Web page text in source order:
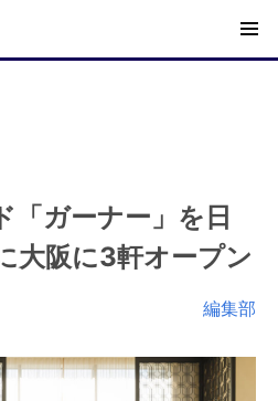
「ガーナー」を日
阪に3軒オープン
編集部